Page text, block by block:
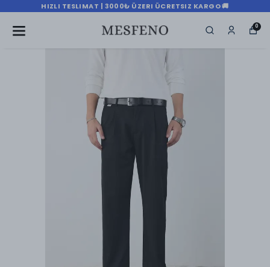
HIZLI TESLIMAT | 3000₺ ÜZERI ÜCRETSIZ KARGO 🚚
0